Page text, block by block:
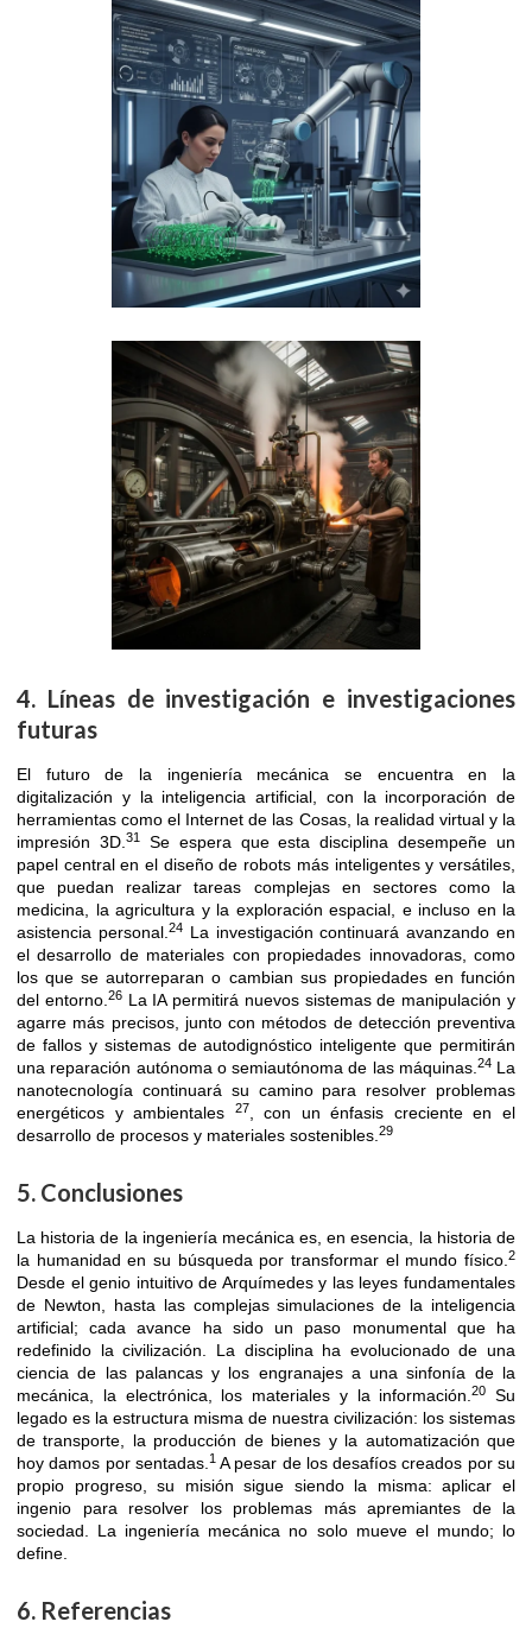
4. Líneas de investigación e investigaciones
futuras
El futuro de la ingeniería mecánica se encuentra en la
digitalización y la inteligencia artificial, con la incorporación de
herramientas como el Internet de las Cosas, la realidad virtual y la
impresión 3D.31Se espera que esta disciplina desempeñe un
papel central en el diseño de robots más inteligentes y versátiles,
que puedan realizar tareas complejas en sectores como la
medicina, la agricultura y la exploración espacial, e incluso en la
asistencia personal.24La investigación continuará avanzando en
el desarrollo de materiales con propiedades innovadoras, como
los que se autorreparan o cambian sus propiedades en función
del entorno.26La IA permitirá nuevos sistemas de manipulación y
agarre más precisos, junto con métodos de detección preventiva
de fallos y sistemas de autodignóstico inteligente que permitirán
una reparación autónoma o semiautónoma de las máquinas.24La
nanotecnología continuará su camino para resolver problemas
energéticos y ambientales
27, con un énfasis creciente en el
desarrollo de procesos y materiales sostenibles.29
5. Conclusiones
La historia de la ingeniería mecánica es, en esencia, la historia de
la humanidad en su búsqueda por transformar el mundo físico.2
Desde el genio intuitivo de Arquímedes y las leyes fundamentales
de Newton, hasta las complejas simulaciones de la inteligencia
artificial; cada avance ha sido un paso monumental que ha
redefinido la civilización. La disciplina ha evolucionado de una
ciencia de las palancas y los engranajes a una sinfonía de la
mecánica, la electrónica, los materiales y la información.20
Su
legado es la estructura misma de nuestra civilización: los sistemas
de transporte, la producción de bienes y la automatización que
hoy damos por sentadas.1A pesar de los desafíos creados por su
propio progreso, su misión sigue siendo la misma: aplicar el
ingenio para resolver los problemas más apremiantes de la
sociedad. La ingeniería mecánica no solo mueve el mundo; lo
define.
6. Referencias